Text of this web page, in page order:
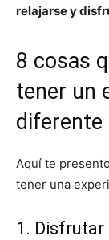
relajarse y
8 cosas
tener un
diferente
Aquí te
tener una
1.